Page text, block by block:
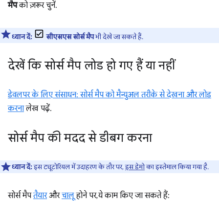
मैपको ज़रूर चुनें.
ध्यान दें: सीएसएस सोर्स मैपभी देखे जा सकते हैं.
देखें कि सोर्स मैप लोड हो गए हैं या नहीं
डेवलपर के लिए संसाधन: सोर्स मैप को मैन्युअल तरीके से देखना और लोड
करनालेख पढ़ें.
सोर्स मैप की मदद से डीबग करना
ध्यान दें:इस ट्यूटोरियल में उदाहरण के तौर पर,इस डेमोका इस्तेमाल किया गया है.
सोर्स मैपतैयारऔरचालूहोने पर, ये काम किए जा सकते हैं: